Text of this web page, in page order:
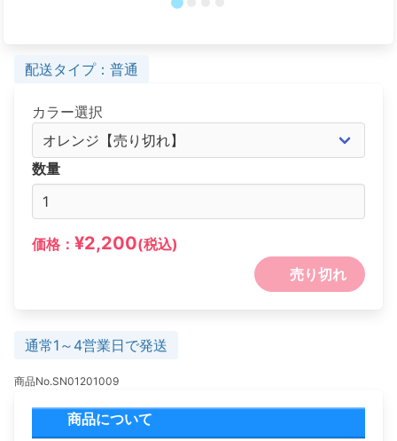
配送タイプ：普通
カラー選択
数量
価格： ¥2,200(税込)
売り切れ
通常1～4営業日で発送
商品No.SN01201009
商品について